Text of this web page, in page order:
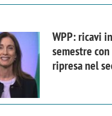
WPP: ricavi
semestre
ripresa nel